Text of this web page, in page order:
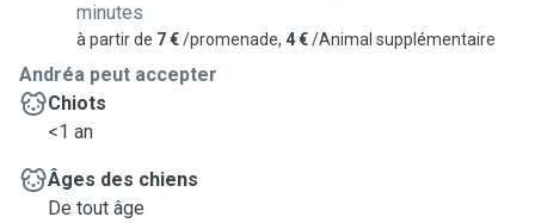
minutes
à partir de 7 €/promenade, 4 €/Animal supplémentaire
Andréa peut accepter
Chiots
<1 an
Âges des chiens
De tout âge